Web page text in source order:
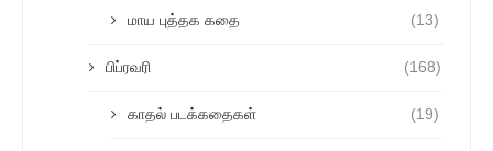
மாய புத்தக கதை (13)
பிப்ரவரி (168)
காதல் படக்கதைகள் (19)